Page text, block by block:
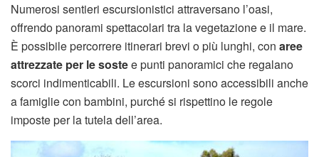
Numerosi sentieri escursionistici attraversano l’oasi,
offrendo panorami spettacolari tra la vegetazione e il mare.
È possibile percorrere itinerari brevi o più lunghi, con aree
attrezzate per le sostee punti panoramici che regalano
scorci indimenticabili. Le escursioni sono accessibili anche
a famiglie con bambini, purché si rispettino le regole
imposte per la tutela dell’area.